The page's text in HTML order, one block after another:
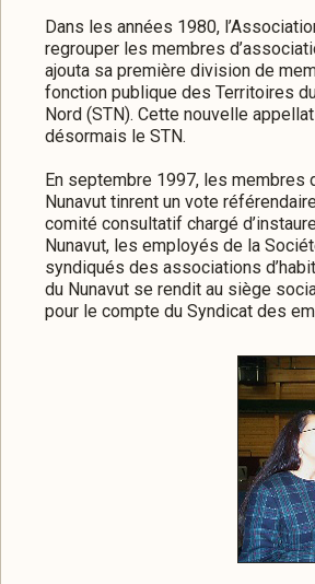
Dans les années 1980,
regrouper les membres
ajouta sa première division de
fonction publique des Territoires
Nord (STN). Cette nouvelle
désormais le STN.
En septembre 1997, les membres
Nunavut tinrent un vote
comité consultatif chargé
Nunavut, les employés de la
syndiqués des associations
du Nunavut se rendit au siège
pour le compte du Syndicat des